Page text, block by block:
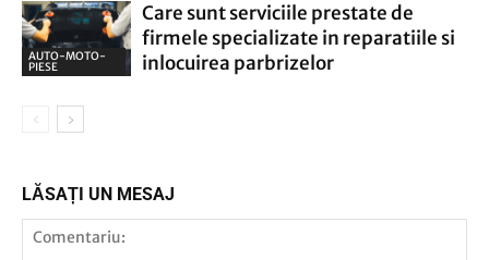
AUTO-MOTO-
PIESE
Care sunt serviciile prestate de
firmele specializate in reparatiile si
inlocuirea parbrizelor
LĂSAȚI UN MESAJ